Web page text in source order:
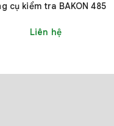
cụ kiểm tra BAKON 485
Liên hệ